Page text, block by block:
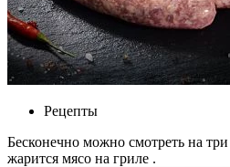
Рецепты
Бесконечно можно смотреть на
жарится мясо на гриле .